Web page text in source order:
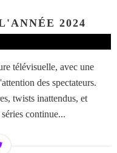
2024
télévisuelle, avec une
des spectateurs.
twists inattendus, et
continue...